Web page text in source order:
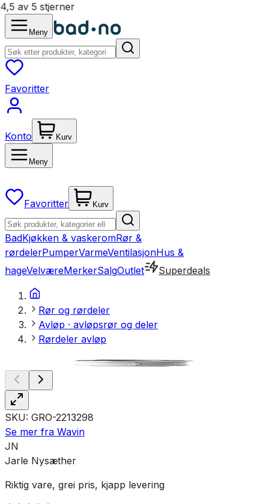
av 5 stjerner
Meny
Favoritter
Konto Kurv
Meny
Favoritter Kurv
BadKjøkken & vaskeromRør &
rørdelerPumperVarmeVentilasjonHus &
hageVelværeMerkerSalgOutlet Superdeals
Rør og rørdeler
Avløp · avløpsrør og deler
Rørdeler avløp
SKU: GRO-2213298
Se mer fra Wavin
JN
Jarle Nysæther
Riktig vare, grei pris, kjapp levering